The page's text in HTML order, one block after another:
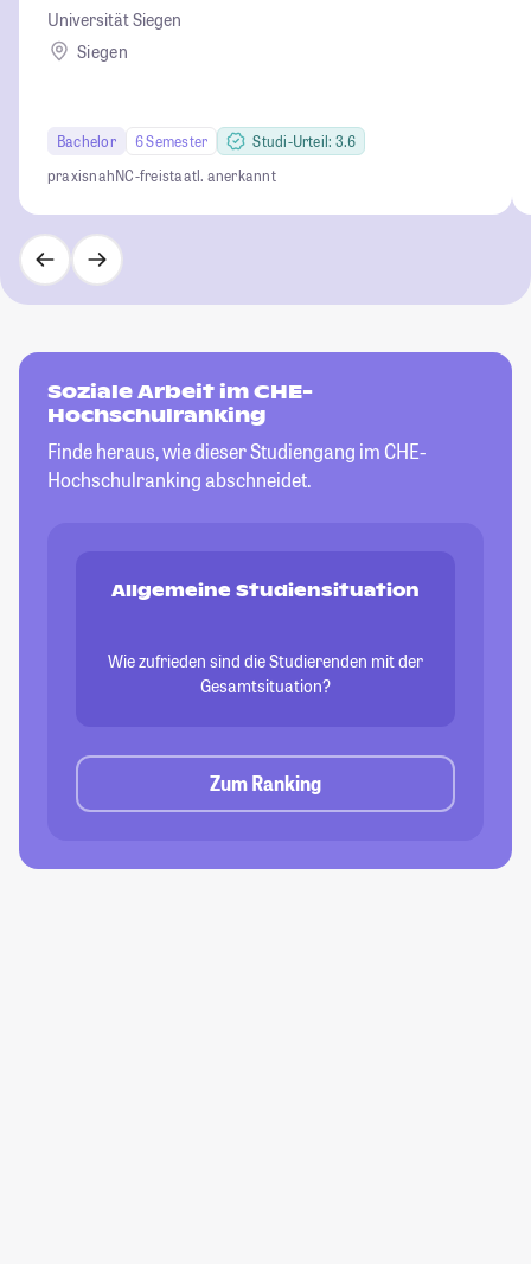
Universität Siegen
Siegen
Bachelor 6 Semester
Studi-Urteil: 3.6
praxisnahNC-freistaatl. anerkannt
Soziale Arbeit im CHE-
Hochschulranking
Finde heraus, wie dieser Studiengang im CHE-
Hochschulranking abschneidet.
Allgemeine Studiensituation
Wie zufrieden sind die Studierenden mit der
Gesamtsituation?
Zum Ranking